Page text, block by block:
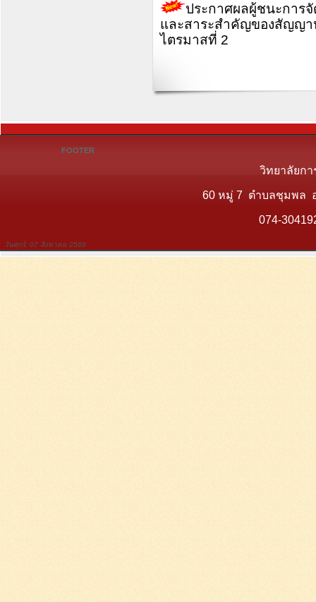
ประกาศผลผู้ชนะการ
และสาระสำคัญของสัญญา
ไตรมาสที่ 2
FOOTER
วิทยาลัยกา
60 หมู่ 7 ตำบลชุมพล อ
074-
วันศุกร์, 07 สิงหาคม 2569